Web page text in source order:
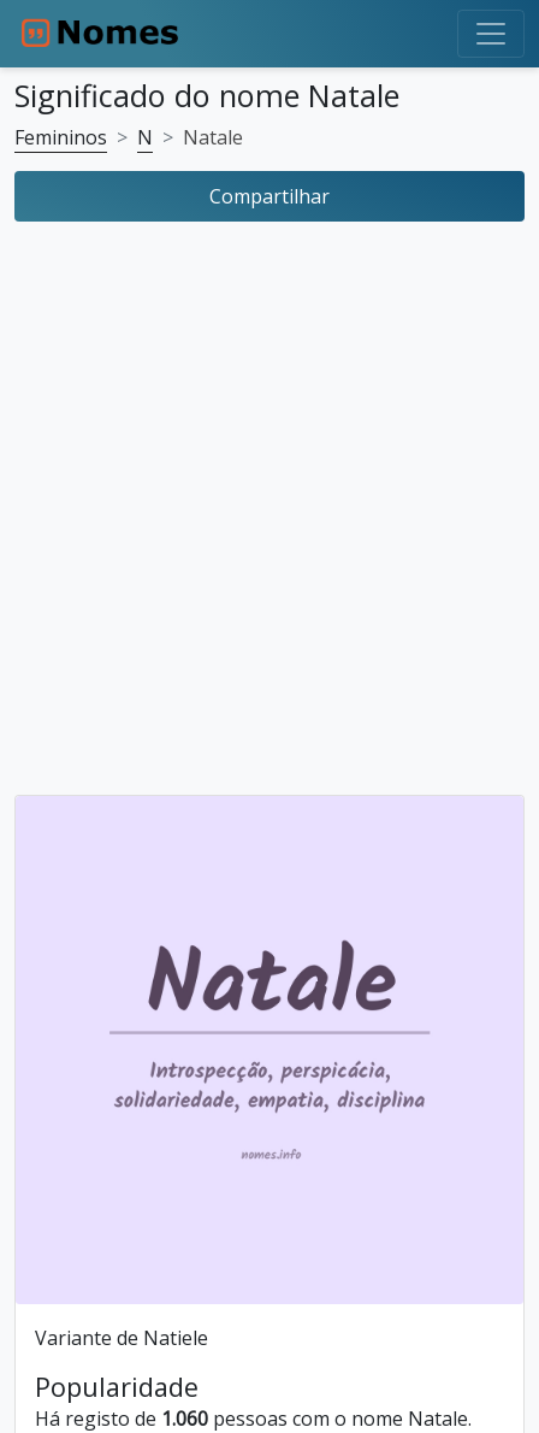
Significado do nome Natale
Femininos N Natale
Compartilhar
Variante de Natiele
Popularidade
Há registo de 1.060 pessoas com o nome Natale.